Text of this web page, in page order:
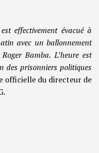
effectivement évacué à
avec un ballonnement
Bamba. L’heure est
des prisonniers politiques
officielle du directeur de